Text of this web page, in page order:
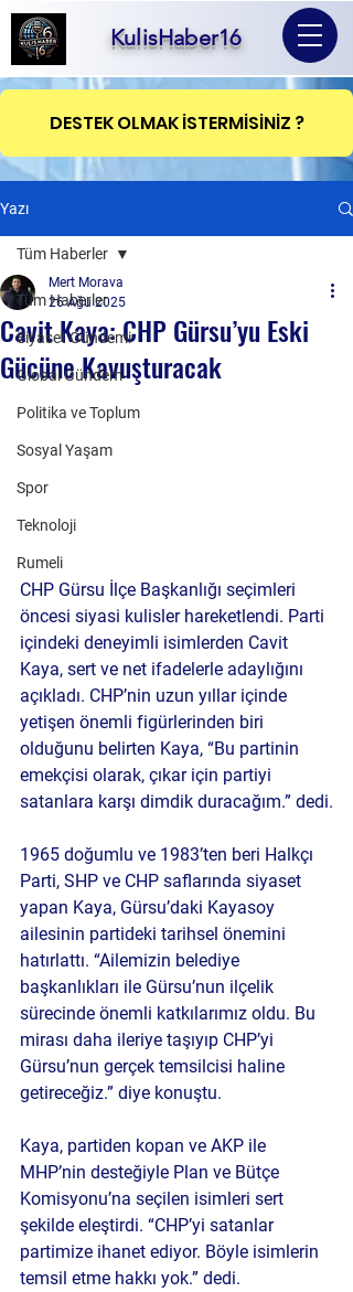
KulisHaber16
DESTEK OLMAK İSTERMİSİNİZ ?
Yazı
Tüm Haberler
Siyaset Gündemi
Global Gündem
Politika ve Toplum
Sosyal Yaşam
Spor
Teknoloji
Rumeli
Tüm Haberler
Cavit Kaya: CHP Gürsu’yu Eski
Gücüne Kavuşturacak
Mert Morava
26 Ağu 2025
CHP Gürsu İlçe Başkanlığı seçimleri
öncesi siyasi kulisler hareketlendi. Parti
içindeki deneyimli isimlerden Cavit
Kaya, sert ve net ifadelerle adaylığını
açıkladı. CHP’nin uzun yıllar içinde
yetişen önemli figürlerinden biri
olduğunu belirten Kaya, “Bu partinin
emekçisi olarak, çıkar için partiyi
satanlara karşı dimdik duracağım.” dedi.
1965 doğumlu ve 1983’ten beri Halkçı
Parti, SHP ve CHP saflarında siyaset
yapan Kaya, Gürsu’daki Kayasoy
ailesinin partideki tarihsel önemini
hatırlattı. “Ailemizin belediye
başkanlıkları ile Gürsu’nun ilçelik
sürecinde önemli katkılarımız oldu. Bu
mirası daha ileriye taşıyıp CHP’yi
Gürsu’nun gerçek temsilcisi haline
getireceğiz.” diye konuştu.
Kaya, partiden kopan ve AKP ile
MHP’nin desteğiyle Plan ve Bütçe
Komisyonu’na seçilen isimleri sert
şekilde eleştirdi. “CHP’yi satanlar
partimize ihanet ediyor. Böyle isimlerin
temsil etme hakkı yok.” dedi.